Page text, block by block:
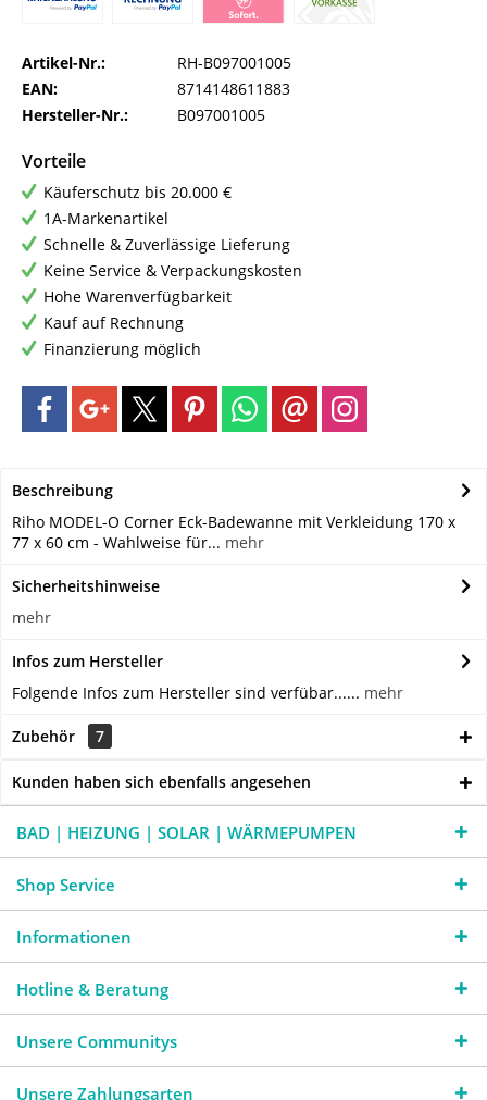
Artikel-Nr.:
RH-B097001005
EAN:
8714148611883
Hersteller-Nr.:
B097001005
Vorteile
Käuferschutz bis 20.000 €
1A-Markenartikel
Schnelle & Zuverlässige Lieferung
Keine Service & Verpackungskosten
Hohe Warenverfügbarkeit
Kauf auf Rechnung
Finanzierung möglich
Beschreibung
Riho MODEL-O Corner Eck-Badewanne mit Verkleidung 170 x
77 x 60 cm - Wahlweise für... mehr
Sicherheitshinweise
mehr
Infos zum Hersteller
Folgende Infos zum Hersteller sind verfübar...... mehr
Zubehör 7
Kunden haben sich ebenfalls angesehen
BAD | HEIZUNG | SOLAR | WÄRMEPUMPEN
Shop Service
Informationen
Hotline & Beratung
Unsere Communitys
Unsere Zahlungsarten